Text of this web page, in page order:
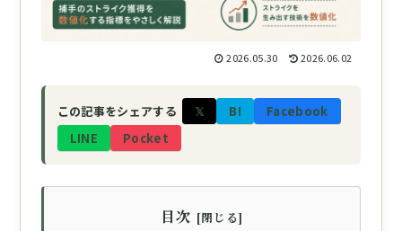
2026.05.30 2026.06.02
この記事をシェアする 𝕏 B!
Facebook
LINE
Pocket
目次